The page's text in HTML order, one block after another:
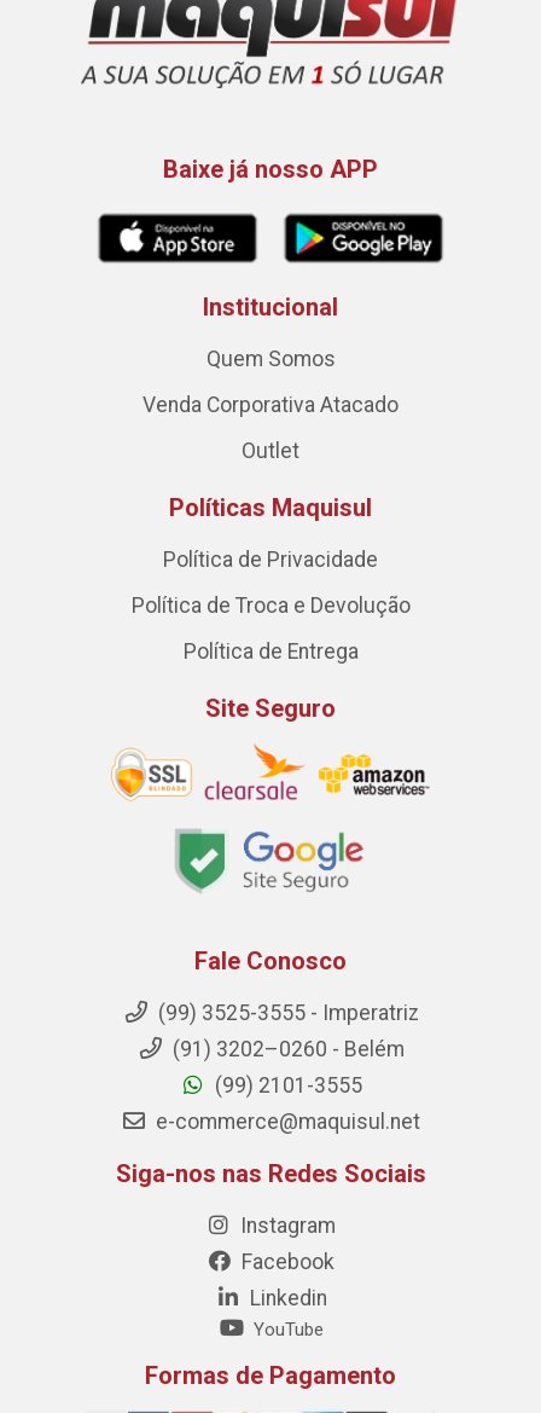
Baixe já nosso APP
Institucional
Quem Somos
Venda Corporativa Atacado
Outlet
Políticas Maquisul
Política de Privacidade
Política de Troca e Devolução
Política de Entrega
Site Seguro
Fale Conosco
(99) 3525-3555 - Imperatriz
(91) 3202–0260 - Belém
(99) 2101-3555
e-commerce@maquisul.net
Siga-nos nas Redes Sociais
Instagram
Facebook
Linkedin
YouTube
Formas de Pagamento